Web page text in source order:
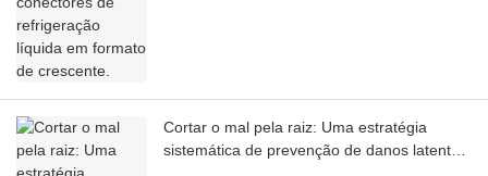
Cortar o mal pela raiz: Uma estratégia
sistemática de prevenção de danos latentes